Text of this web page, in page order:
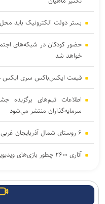
بستر دولت الکترونیک باید
حضور کودکان در شبکه‌های
خواهد شد
قیمت ایکس‌باکس سری ایکس در اروپا
اطلاعات تیم‌های برگزیده
سرمایه‌گذاران منتشر می‌شود
۶ روستای شمال آذربایجان غربی به اینترنت پرسرعت متصل شدند
آتاری ۲۶۰۰ چطور بازی‌های ویدیویی را به پدیده‌ای جهانی تبدیل کرد
شدند